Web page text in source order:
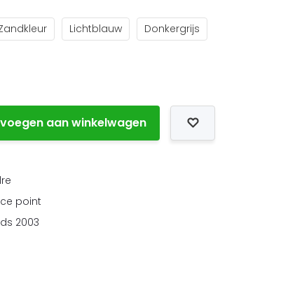
Lichtblauw Donkergrijs
aan winkelwagen
point
2003